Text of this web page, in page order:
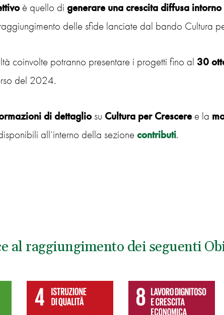
è quello di generare una crescita diffusa
delle sfide lanciate dal bando Cultura
coinvolte potranno presentare i progetti fino al 30
del 2024.
di dettagliosu Cultura per Cresceree la
all’interno della sezionecontributi.
al raggiungimento dei seguenti